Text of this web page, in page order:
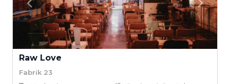
Raw Love
Fabrik 23